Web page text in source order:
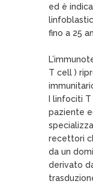
ed è
fino a 25
T cell )
I linfociti
paziente
recettori
da un
derivato